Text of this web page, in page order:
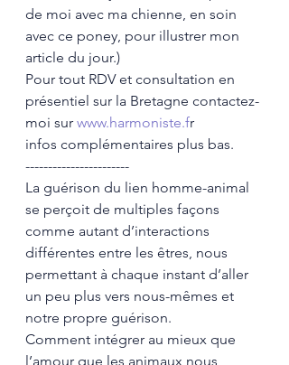
de moi avec ma chienne, en soin
avec ce poney, pour illustrer mon
article du jour.)
Pour tout RDV et consultation en
présentiel sur la Bretagne contactez-
moi sur www.harmoniste.fr
infos complémentaires plus bas.
-----------------------
La guérison du lien homme-animal
se perçoit de multiples façons
comme autant d’interactions
différentes entre les êtres, nous
permettant à chaque instant d’aller
un peu plus vers nous-mêmes et
notre propre guérison.
Comment intégrer au mieux que
l’amour que les animaux nous